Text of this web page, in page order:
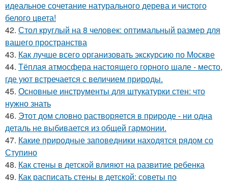
идеальное сочетание натурального дерева и чистого
белого цвета!
42. Стол круглый на 8 человек: оптимальный размер для
вашего пространства
43. Как лучше всего организовать экскурсию по Москве
44. Тёплая атмосфера настоящего горного шале - место,
где уют встречается с величием природы.
45. Основные инструменты для штукатурки стен: что
нужно знать
46. Этот дом словно растворяется в природе - ни одна
деталь не выбивается из общей гармонии.
47. Какие природные заповедники находятся рядом со
Ступино
48. Как стены в детской влияют на развитие ребенка
49. Как расписать стены в детской: советы по